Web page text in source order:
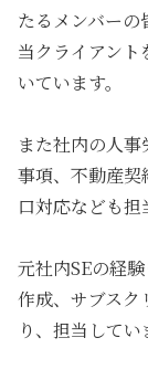
たるメンバー
当クライアン
いています。
また社内の人
事項、不動産
口対応なども担
元社内SEの経
作成、サブスク
り、担当してい